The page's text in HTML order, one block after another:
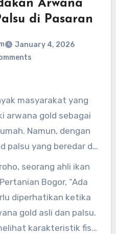
Arwana
di Pasaran
January 4, 2026
masyarakat yang
arwana gold sebagai
Namun, dengan
palsu yang beredar di
pecinta ikan hias
memilih. Oleh karena
mengetahui cara
gold asli dan palsu di
seorang ahli ikan
Bogor, “Ada
diperhatikan ketika
gold asli dan palsu.
karakteristik fisik